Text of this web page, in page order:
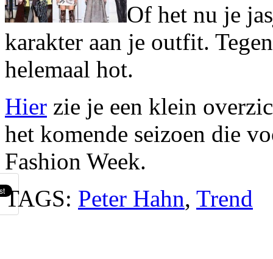
Of het nu je
karakter aan je outfit.
helemaal hot.
Hier zie je een klein
het komende seizoen die
Fashion Week.
TAGS: Peter Hahn, Trend